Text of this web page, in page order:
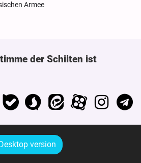
Armee
der Schiiten ist
version